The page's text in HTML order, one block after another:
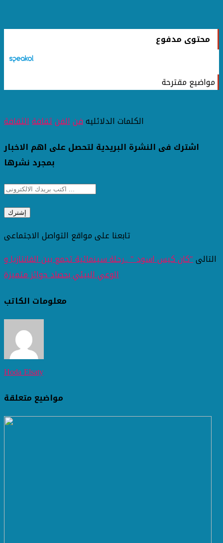
محتوى مدفوع
مواضيع مقترحة
الكلمات الدلائليهفنالفنثقافةالثقافة
اشترك فى النشرة البريدية لتحصل على اهم الاخبار
بمجرد نشرها
تابعنا على مواقع التواصل الاجتماعى
التالى"كان كيس اسود " ..رحلة سينمائية تجمع بين الفانتازيا و
الوعي البيئي بحصاد جوائز متميزة
معلومات الكاتب
Hoda Elsaty
مواضيع متعلقة